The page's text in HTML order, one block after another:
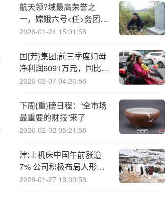
航天领?域最高荣誉之
一，嫦娥六号<任>务团队
被授予 2025 年度国际宇
组奖项
2026-01-24 15:01:58
国{芳}集团;前三季度归母
净利润6091万元，同比上
升71.3%
2026-02-07 04:26:58
下周{重}磅日程：“全市场
最重要的财报”来了
2026-02-02 05:21:58
津:上机床中国午前涨逾
7% 公司积极布局人形机
器人等新兴领域
2026-01-27 18:30:58